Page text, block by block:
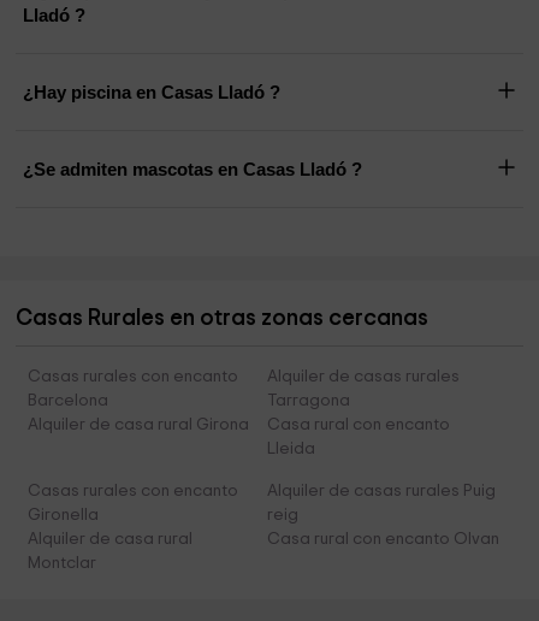
Lladó ?
¿Hay piscina en Casas Lladó ?
¿Se admiten mascotas en Casas Lladó ?
Casas Rurales en otras zonas cercanas
Casas rurales con encanto
Barcelona
Alquiler de casas rurales
Tarragona
Alquiler de casa rural Girona
Casa rural con encanto
Lleida
Casas rurales con encanto
Gironella
Alquiler de casas rurales Puig
reig
Alquiler de casa rural
Montclar
Casa rural con encanto Olvan